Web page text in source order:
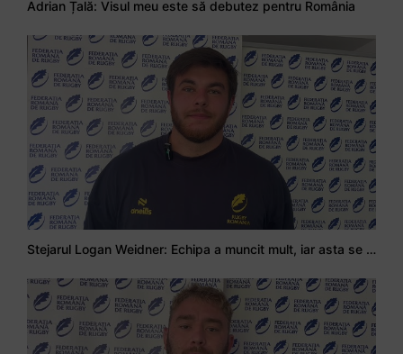
Adrian Țală: Visul meu este să debutez pentru România
Stejarul Logan Weidner: Echipa a muncit mult, iar asta se va vedea în meciurile de la Nations Cup